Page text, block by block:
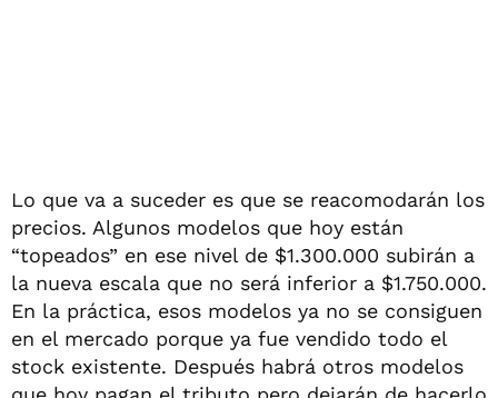
Lo que va a suceder es que se reacomodarán los
precios. Algunos modelos que hoy están
“topeados” en ese nivel de $1.300.000 subirán a
la nueva escala que no será inferior a $1.750.000.
En la práctica, esos modelos ya no se consiguen
en el mercado porque ya fue vendido todo el
stock existente. Después habrá otros modelos